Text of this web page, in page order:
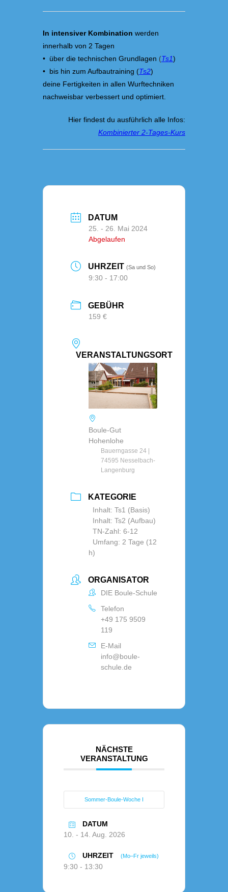
In intensiver Kombination werden
innerhalb von 2 Tagen
• über die technischen Grundlagen (Ts1)
• bis hin zum Aufbautraining (Ts2)
deine Fertigkeiten in allen Wurftechniken
nachweisbar verbessert und optimiert.
Hier findest du ausführlich alle Infos:
Kombinierter 2-Tages-Kurs
DATUM
25. - 26. Mai 2024
Abgelaufen
UHRZEIT (Sa und So)
9:30 - 17:00
GEBÜHR
159 €
VERANSTALTUNGSORT
Boule-Gut
Hohenlohe
Bauerngasse 24 |
74595 Nesselbach-
Langenburg
KATEGORIE
Inhalt: Ts1 (Basis)
Inhalt: Ts2 (Aufbau)
TN-Zahl: 6-12
Umfang: 2 Tage (12
h)
ORGANISATOR
DIE Boule-Schule
Telefon
+49 175 9509
119
E-Mail
info@boule-
schule.de
NÄCHSTE
VERANSTALTUNG
Sommer-Boule-Woche I
DATUM
10. - 14. Aug. 2026
UHRZEIT (Mo–Fr jeweils)
9:30 - 13:30